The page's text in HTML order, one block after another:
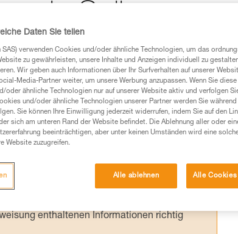
Seil
der Regel aus einem Sicherungsring
Selbstsicherungsschlinge, ein
um die es in diesem Tech Tipp geht,
Um diese Zusatzinformationen verstehen zu
enthaltenen Informationen richtig
Daten Sie teilen
verwenden Cookies und/oder ähnliche Technologien, um das
zu gewährleisten, unsere Inhalte und Anzeigen individuell zu
Wir geben auch Informationen über Ihr Surfverhalten auf unserer
Media-Partner weiter, um unsere Werbung anzupassen. Wenn Sie
oder ähnliche Technologien nur auf unserer Website aktiv und verfolgen
und/oder ähnliche Technologien unserer Partner werden Sie während
Sie können Ihre Einwilligung jederzeit widerrufen, indem Sie auf den
sich am unteren Rand der Website befindet. Die Ablehnung aller oder
beeinträchtigen, aber unter keinen Umständen wird eine
Website zuzugreifen.
Alle ablehnen Alle